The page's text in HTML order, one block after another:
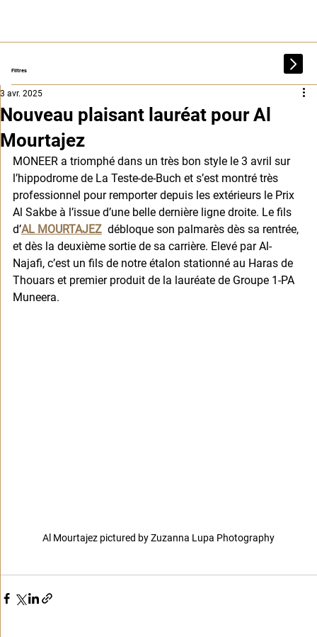
Filtres
Nouveau plaisant lauréat pour Al
Mourtajez
3 avr. 2025
MONEER a triomphé dans un très bon style le 3 avril sur
l’hippodrome de La Teste-de-Buch et s’est montré très
professionnel pour remporter depuis les extérieurs le Prix
Al Sakbe à l’issue d’une belle dernière ligne droite. Le fils
d’AL MOURTAJEZ débloque son palmarès dès sa rentrée,
et dès la deuxième sortie de sa carrière. Elevé par Al-
Najafi, c’est un fils de notre étalon stationné au Haras de
Thouars et premier produit de la lauréate de Groupe 1-PA
Muneera.
Al Mourtajez pictured by Zuzanna Lupa Photography